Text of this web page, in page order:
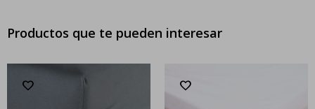
Productos que te pueden interesar